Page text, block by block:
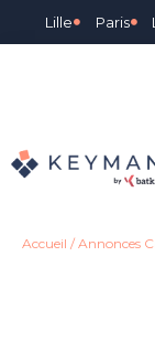
Lille Paris
Accueil / Annonces